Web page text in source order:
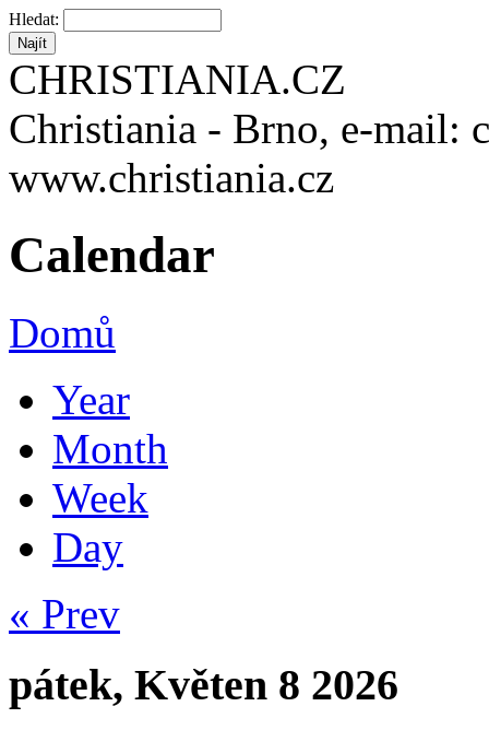
Hledat:
CHRISTIANIA.CZ
Christiania - Brno, e-mail:
www.christiania.cz
Calendar
Domů
Year
Month
Week
Day
« Prev
pátek, Květen 8 2026